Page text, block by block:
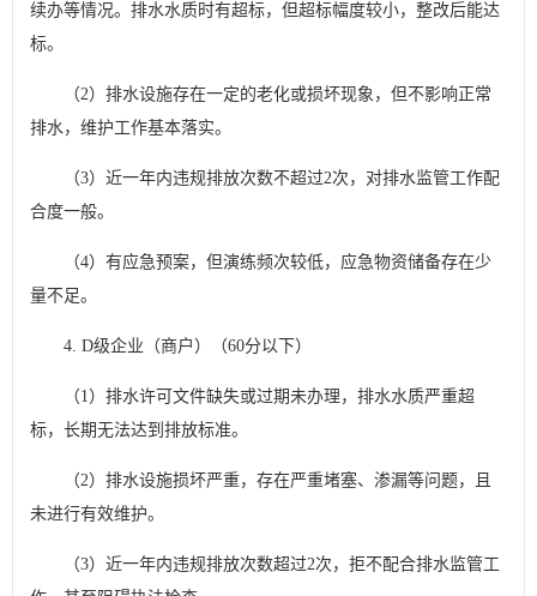
续办等情况。排水水质时有超标，但超标幅度较小，整改后能达
标。
（2）排水设施存在一定的老化或损坏现象，但不影响正常
排水，维护工作基本落实。
（3）近一年内违规排放次数不超过2次，对排水监管工作配
合度一般。
（4）有应急预案，但演练频次较低，应急物资储备存在少
量不足。
4. D级企业（商户）（60分以下）
（1）排水许可文件缺失或过期未办理，排水水质严重超
标，长期无法达到排放标准。
（2）排水设施损坏严重，存在严重堵塞、渗漏等问题，且
未进行有效维护。
（3）近一年内违规排放次数超过2次，拒不配合排水监管工